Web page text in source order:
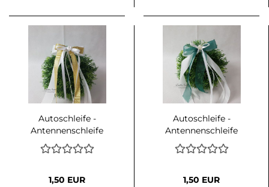
Autoschleife -
Antennenschleife
GOLD mit Weiß oder
Creme kombiniert
1,50 EUR
Autoschleife -
Antennenschleife
DUNKELGRÜN mit
Weiß oder Creme
1,50 EUR